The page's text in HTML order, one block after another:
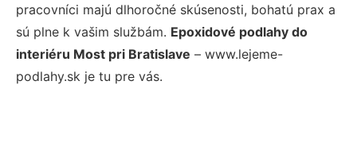
pracovníci majú dlhoročné skúsenosti, bohatú prax a
sú plne k vašim službám. Epoxidové podlahy do
interiéru Most pri Bratislave – www.lejeme-
podlahy.sk je tu pre vás.